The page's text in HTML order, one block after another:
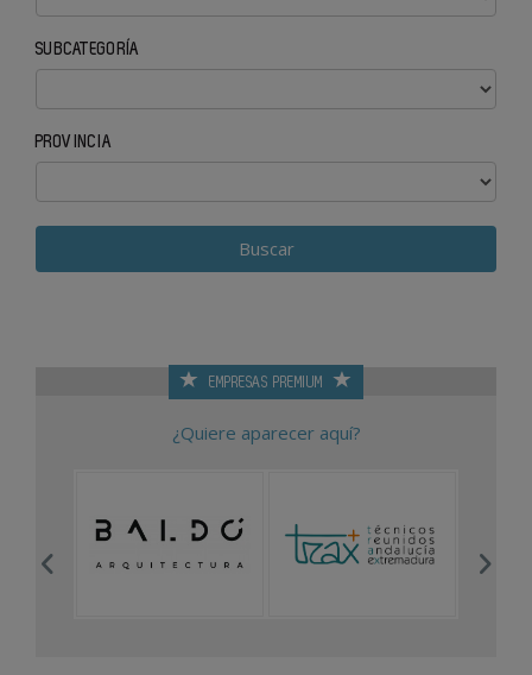
SUBCATEGORÍA
PROVINCIA
EMPRESAS PREMIUM
¿Quiere aparecer aquí?